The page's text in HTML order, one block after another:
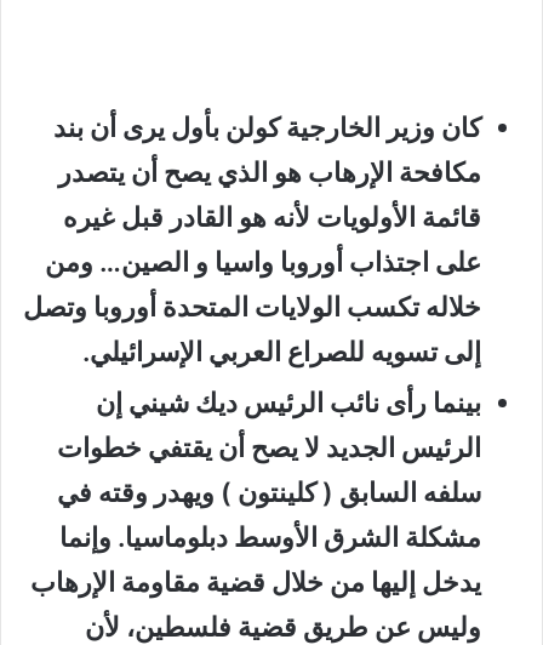
كان وزير الخارجية كولن بأول يرى أن بند
مكافحة الإرهاب هو الذي يصح أن يتصدر
قائمة الأولويات لأنه هو القادر قبل غيره
على اجتذاب أوروبا واسيا و الصين… ومن
خلاله تكسب الولايات المتحدة أوروبا وتصل
إلى تسويه للصراع العربي الإسرائيلي.
بينما رأى نائب الرئيس ديك شيني إن
الرئيس الجديد لا يصح أن يقتفي خطوات
سلفه السابق ( كلينتون ) ويهدر وقته في
مشكلة الشرق الأوسط دبلوماسيا. وإنما
يدخل إليها من خلال قضية مقاومة الإرهاب
وليس عن طريق قضية فلسطين، لأن